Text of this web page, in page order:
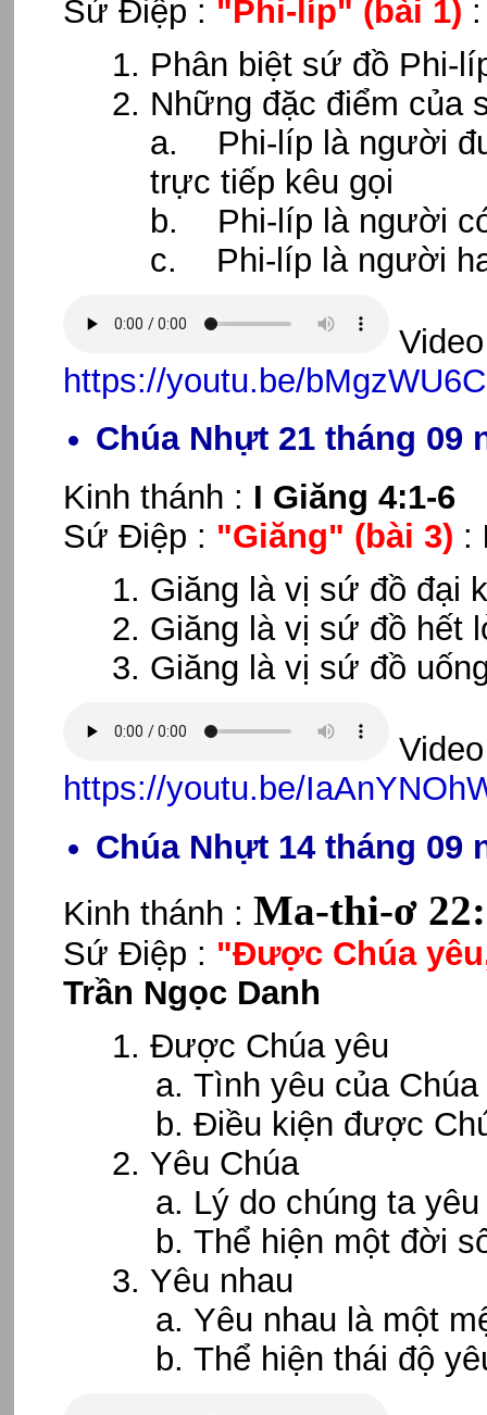
Sứ Điệp : "Phi-líp" (bài 1)
Phân biệt sứ đồ Phi-
Những đặc điểm của
a. Phi-líp là người
trực tiếp kêu gọi
b. Phi-líp là người có
c. Phi-líp là người
https://youtu.be/
Chúa Nhựt 21 tháng 09
Kinh thánh : I Giăng 4:1-6
Sứ Điệp : "Giăng" (bài 3) :
Giăng là vị sứ đồ đại
Giăng là vị sứ đồ hết
Giăng là vị sứ đồ
https://youtu.be/
Chúa Nhựt 14 tháng 09
Kinh thánh : Ma-thi-ơ
Sứ Điệp : "Được Chúa
Trần Ngọc Danh
Được Chúa yêu
Tình yêu của Chúa
Điều kiện được
Yêu Chúa
Lý do chúng ta
Thể hiện một đời
Yêu nhau
Yêu nhau là một
Thể hiện thái độ